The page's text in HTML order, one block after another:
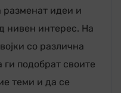
идеи и
нивен интерес. На
со различна
подобрат своите
теми и да се